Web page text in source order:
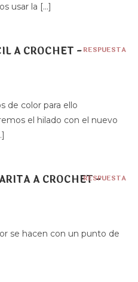
usar la […]
A CROCHET -
de color para ello
el hilado con el nuevo
RESPUESTA
A CROCHET -
se hacen con un punto de
RESPUESTA